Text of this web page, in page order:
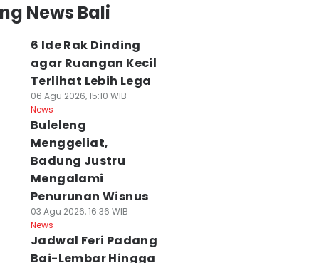
News Bali
6 Ide Rak Dinding
agar Ruangan Kecil
Terlihat Lebih Lega
06 Agu 2026, 15:10 WIB
News
Buleleng
Menggeliat,
Badung Justru
Mengalami
Penurunan Wisnus
03 Agu 2026, 16:36 WIB
News
Jadwal Feri Padang
Bai-Lembar Hingga